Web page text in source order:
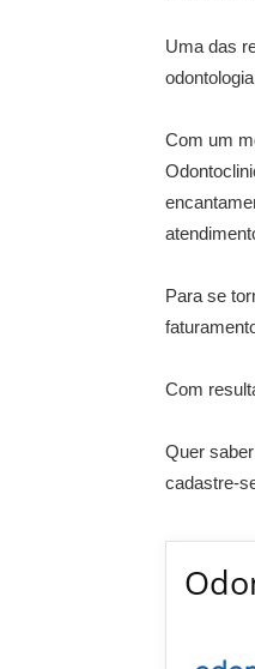
Uma das
Com um
Para se
Com
Quer
cadastre-